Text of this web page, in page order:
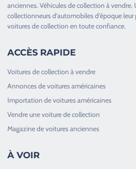
anciennes.Véhicules de collection à vendre.
collectionneurs d’automobiles d’époque leur
voitures de collection en toute confiance.
ACCÈS RAPIDE
Voitures de collection à vendre
Annonces de voitures américaines
Importation de voitures américaines
Vendre une voiture de collection
Magazine de voitures anciennes
À VOIR